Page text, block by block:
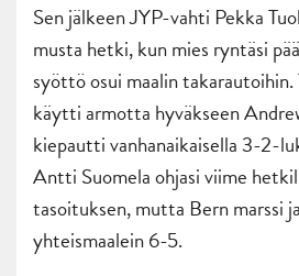
Sen jälkeen JYP-vahti Pekka
musta hetki, kun mies ryntäsi
syöttö osui maalin
käytti armotta hyväkseen
kiepautti vanhanaikaisella 3-2-
Antti Suomela ohjasi viime
tasoituksen, mutta Bern marssi
yhteismaalein 6-5.